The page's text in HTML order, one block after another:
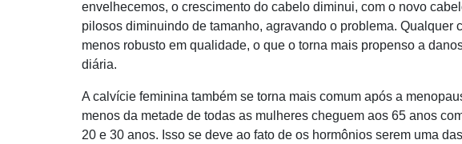
envelhecemos, o crescimento do cabelo diminui, com o novo
pilosos diminuindo de tamanho, agravando o problema. Qualquer
menos robusto em qualidade, o que o torna mais propenso a
diária.
A calvície feminina também se torna mais comum após a
menos da metade de todas as mulheres cheguem aos 65 anos
20 e 30 anos. Isso se deve ao fato de os hormônios serem uma